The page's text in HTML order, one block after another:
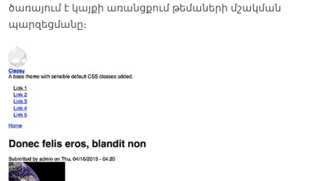
ծառայում է կայքի առանցքում թեմաների մշակման
պարզեցմանը։